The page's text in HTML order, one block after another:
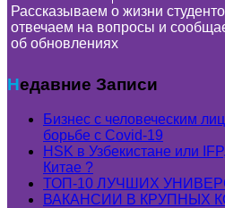
Рассказываем о жизни
отвечаем на вопросы и
об обновлениях
Недавние Записи
Бизнес с человеческим
борьбе с Covid-19
HSK в Узбекистане или
Китае ?
ТОП-10 ЛУЧШИХ
ВАКАНСИИ В КРУПНЫХ